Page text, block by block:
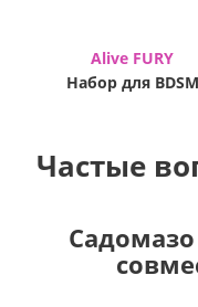
Alive FURY
Набор для BDSM
Частые